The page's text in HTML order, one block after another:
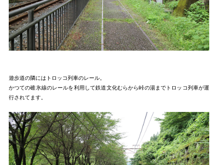
遊歩道の隣にはトロッコ列車のレール。
かつての碓氷線のレールを利用して鉄道文化むらから峠の湯までトロッコ列車が運
行されてます。